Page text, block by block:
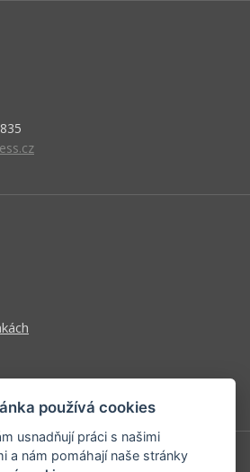
používá cookies
usnadňují práci s našimi
a nám pomáhají naše stránky